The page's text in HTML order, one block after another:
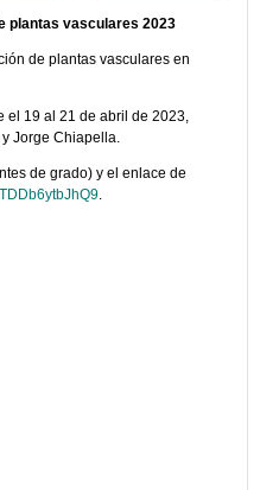
plantas vasculares 2023
de plantas vasculares en
el 19 al 21 de abril de 2023,
Jorge Chiapella.
de grado) y el enlace de